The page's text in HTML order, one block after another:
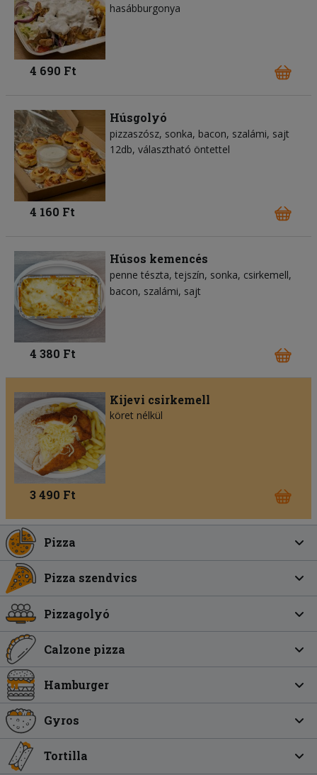
hasábburgonya
4 690 Ft
Húsgolyó
pizzaszósz sonka bacon szalámi sajt
12db, választható öntettel
4 160 Ft
Húsos kemencés
penne tészta tejszín sonka csirkemell
bacon szalámi sajt
4 380 Ft
Kijevi csirkemell
köret nélkül
3 490 Ft
Pizza
Pizza szendvics
Pizzagolyó
Calzone pizza
Hamburger
Gyros
Tortilla